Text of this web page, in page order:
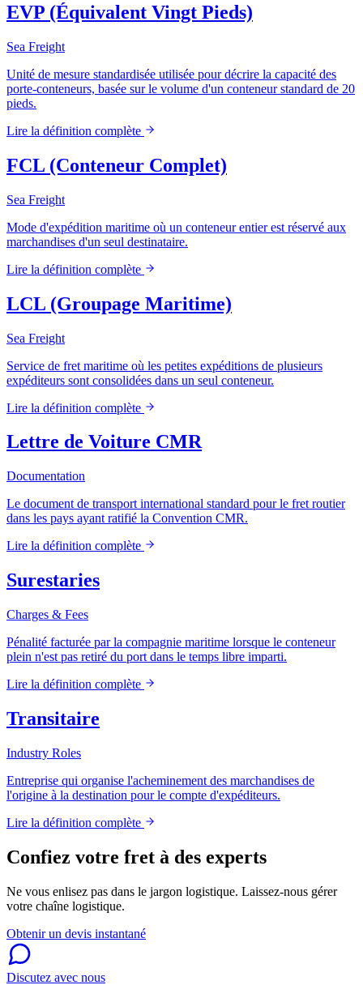
EVP (Équivalent Vingt Pieds)
Sea Freight
Unité de mesure standardisée utilisée pour décrire la capacité des
porte-conteneurs, basée sur le volume d'un conteneur standard de 20
pieds.
Lire la définition complète
FCL (Conteneur Complet)
Sea Freight
Mode d'expédition maritime où un conteneur entier est réservé aux
marchandises d'un seul destinataire.
Lire la définition complète
LCL (Groupage Maritime)
Sea Freight
Service de fret maritime où les petites expéditions de plusieurs
expéditeurs sont consolidées dans un seul conteneur.
Lire la définition complète
Lettre de Voiture CMR
Documentation
Le document de transport international standard pour le fret routier
dans les pays ayant ratifié la Convention CMR.
Lire la définition complète
Surestaries
Charges & Fees
Pénalité facturée par la compagnie maritime lorsque le conteneur
plein n'est pas retiré du port dans le temps libre imparti.
Lire la définition complète
Transitaire
Industry Roles
Entreprise qui organise l'acheminement des marchandises de
l'origine à la destination pour le compte d'expéditeurs.
Lire la définition complète
Confiez votre fret à des experts
Ne vous enlisez pas dans le jargon logistique. Laissez-nous gérer
votre chaîne logistique.
Obtenir un devis instantané
Discutez avec nous